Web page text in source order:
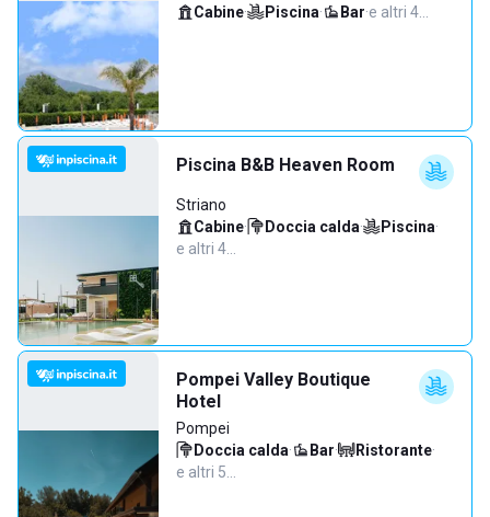
Cabine· Piscina· Bar·e altri 4…
Piscina B&B Heaven Room
Striano
Cabine· Doccia calda· Piscina·
e altri 4…
Pompei Valley Boutique
Hotel
Pompei
Doccia calda· Bar· Ristorante·
e altri 5…